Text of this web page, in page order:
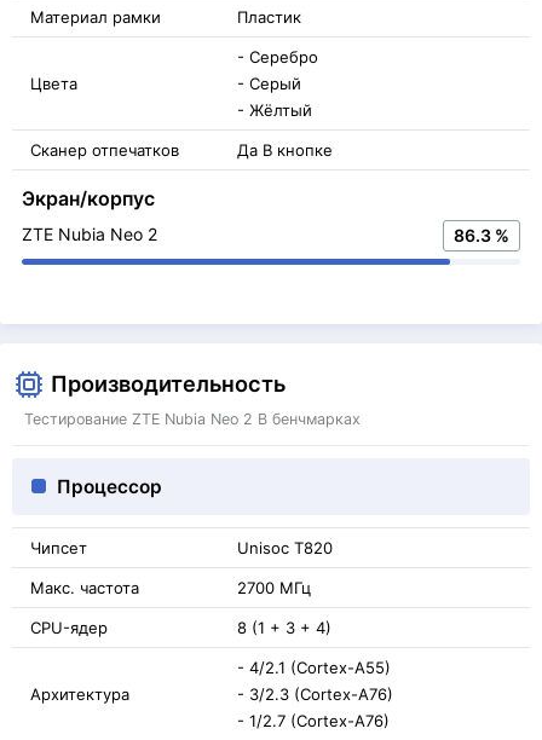
Материал рамки Пластик
Цвета
- Серебро
- Серый
- Жёлтый
Сканер отпечатков Да В кнопке
Экран/корпус
ZTE Nubia Neo 2 86.3 %
Производительность
Тестирование ZTE Nubia Neo 2 В бенчмарках
Процессор
Чипсет Unisoc T820
Макс. частота 2700 МГц
CPU-ядер 8 (1 + 3 + 4)
Архитектура
- 4/2.1 (Cortex-A55)
- 3/2.3 (Cortex-A76)
- 1/2.7 (Cortex-A76)